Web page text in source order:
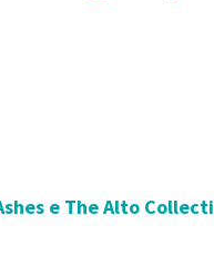
e The Alto